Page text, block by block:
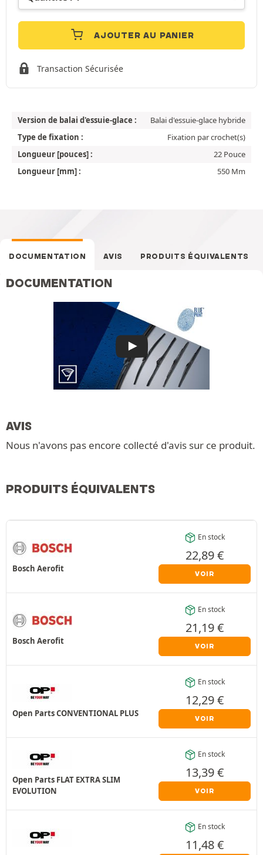
AJOUTER AU PANIER
Transaction Sécurisée
Version de balai d'essuie-glace :
Balai d'essuie-glace hybride
Type de fixation :
Fixation par crochet(s)
Longueur [pouces] :
22 Pouce
Longueur [mm] :
550 Mm
DOCUMENTATION AVIS PRODUITS ÉQUIVALENTS
DOCUMENTATION
AVIS
Nous n'avons pas encore collecté d'avis sur ce produit.
PRODUITS ÉQUIVALENTS
Bosch Aerofit
En stock
22,89€
VOIR
Bosch Aerofit
En stock
21,19€
VOIR
Open Parts CONVENTIONAL PLUS
En stock
12,29€
VOIR
Open Parts FLAT EXTRA SLIM
EVOLUTION
En stock
13,39€
VOIR
En stock
11,48€